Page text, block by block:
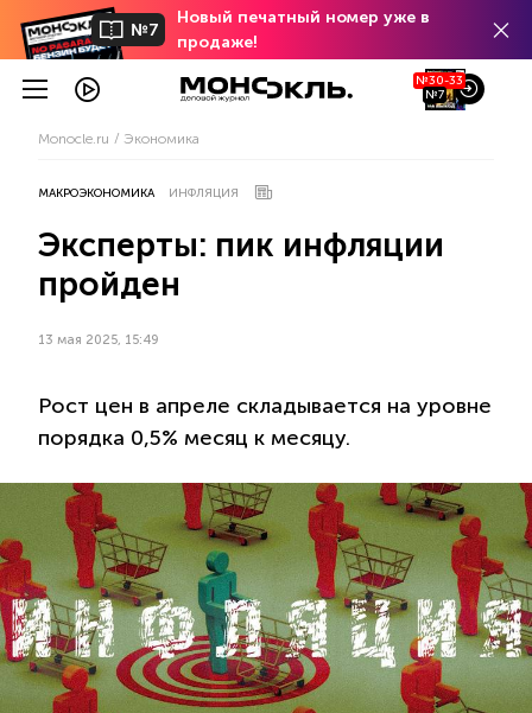
№7
Новый печатный номер уже в
продаже!
№30-33
№7
Monocle.ru Экономика
МАКРОЭКОНОМИКА ИНФЛЯЦИЯ
Эксперты: пик инфляции
пройден
13 мая 2025, 15:49
Рост цен в апреле складывается на уровне
порядка 0,5% месяц к месяцу.